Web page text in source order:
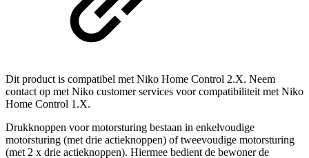
Dit product is compatibel met Niko Home Control 2.X. Neem
contact op met Niko customer services voor compatibiliteit met Niko
Home Control 1.X.
Drukknoppen voor motorsturing bestaan in enkelvoudige
motorsturing (met drie actieknoppen) of tweevoudige motorsturing
(met 2 x drie actieknoppen). Hiermee bedient de bewoner de